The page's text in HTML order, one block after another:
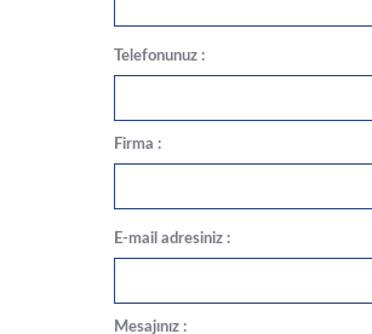
Telefonunuz :
Firma :
E-mail adresiniz :
Mesajınız :